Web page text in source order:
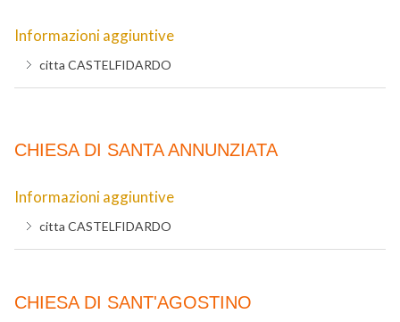
Informazioni aggiuntive
citta CASTELFIDARDO
CHIESA DI SANTA ANNUNZIATA
Informazioni aggiuntive
citta CASTELFIDARDO
CHIESA DI SANT'AGOSTINO